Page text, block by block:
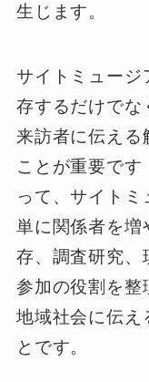
生じます。
サイトミュージ
存するだけでな
来訪者に伝える
ことが重要で
って、サイトミ
単に関係者を増
存、調査研究、
参加の役割を整
地域社会に伝え
とです。